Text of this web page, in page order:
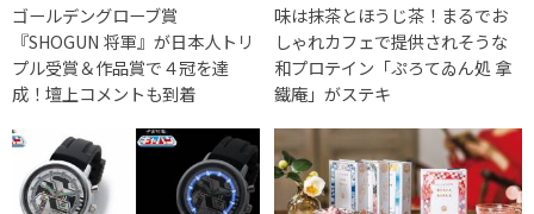
ゴールデングローブ賞
『SHOGUN 将軍』が日本人トリ
プル受賞＆作品賞で４冠を達
成！壇上コメントも到着
味は抹茶とほうじ茶！まるでお
しゃれカフェで提供されそうな
和プロテイン「ぷろてゐん処 拿
鐵庵」がステキ